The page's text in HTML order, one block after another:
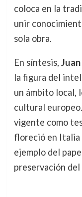
coloca en la
unir
sola obra.
En síntesis,
la figura del
un ámbito local,
cultural
vigente como
floreció en Italia
ejemplo del
preservación